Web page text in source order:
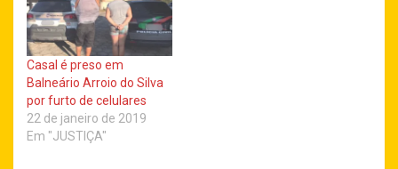
Casal é preso em
Balneário Arroio do Silva
por furto de celulares
22 de janeiro de 2019
Em "JUSTIÇA"